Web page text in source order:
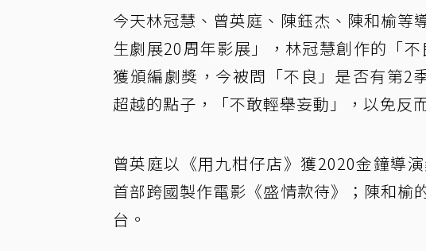
今天林冠慧、曾英庭、陳鈺杰、陳和榆等
生劇展20周年影展」，林冠慧創作的「
獲頒編劇獎，今被問「不良」是否有第2
超越的點子，「不敢輕舉妄動」，以免反
曾英庭以《用九柑仔店》獲2020金鐘導
首部跨國製作電影《盛情款待》；陳和榆
台。